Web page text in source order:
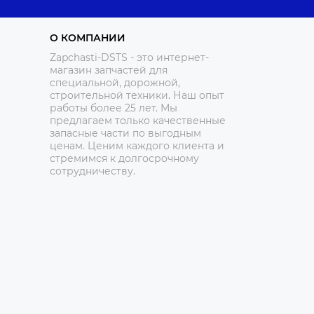
О КОМПАНИИ
Zapchasti-DSTS - это интернет-
магазин запчастей для
специальной, дорожной,
строительной техники. Наш опыт
работы более 25 лет. Мы
предлагаем только качественные
запасные части по выгодным
ценам. Ценим каждого клиента и
стремимся к долгосрочному
сотрудничеству.